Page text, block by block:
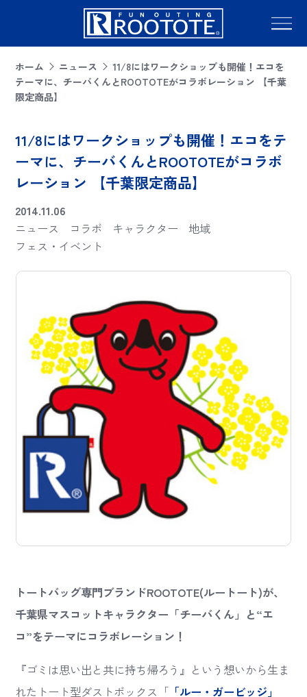
ホーム ニュース
11/8にはワークショップも開催！エコを
テーマに、チーバくんとROOTOTEがコラボレーション 【千葉
限定商品】
11/8にはワークショップも開催！エコをテ
ーマに、チーバくんとROOTOTEがコラボ
レーション 【千葉限定商品】
2014.11.06
ニュース
コラボ キャラクター
地域
フェス・イベント
トートバッグ専門ブランドROOTOTE(ルートート)が、
千葉県マスコットキャラクター「チーバくん」と“エ
コ”をテーマにコラボレーション！
『ゴミは思い出と共に持ち帰ろう』という想いから生ま
れたトート型ダストボックス「 「ルー・ガービッジ」